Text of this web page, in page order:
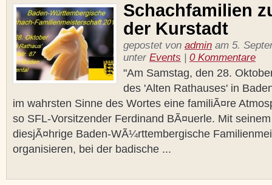
Schachfamilien
der Kurstadt
gepostet von admin am 5.
unter Events 0 Kommentare
"Am Samstag, den 28.
des 'Alten Rathauses' in
im wahrsten Sinne des Wortes eine familiÃ¤re
so SFL-Vorsitzender Ferdinand BÃ¤uerle. Mit
diesjÃ¤hrige Baden-WÃ¼rttembergische
organisieren, bei der badische ...